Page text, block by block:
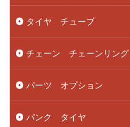
タイヤ チューブ
チェーン チェーンリング
パーツ オプション
パンク タイヤ